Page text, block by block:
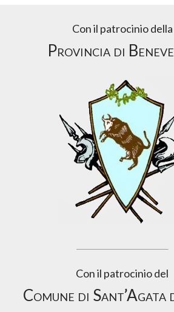
Con il patrocinio della
Provincia di
Con il patrocinio del
Comune di Sant’Agata